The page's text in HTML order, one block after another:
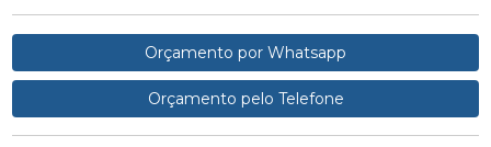
Orçamento por Whatsapp
Orçamento pelo Telefone